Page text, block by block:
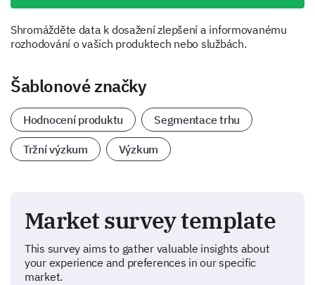
Shromážděte data k dosažení zlepšení a informovanému
rozhodování o vašich produktech nebo službách.
Šablonové značky
Hodnocení produktu Segmentace trhu
Tržní výzkum Výzkum
Market survey template
This survey aims to gather valuable insights about
your experience and preferences in our specific
market.